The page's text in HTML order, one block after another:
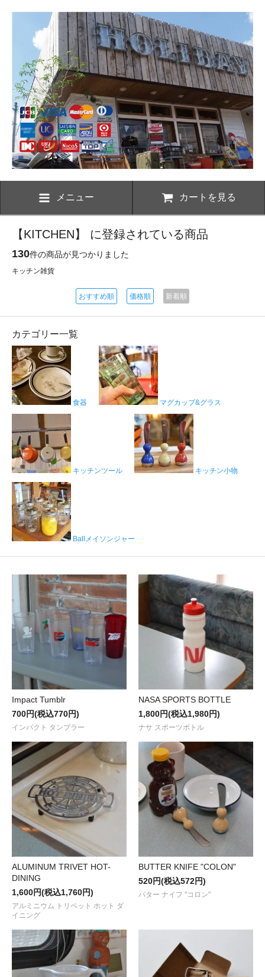
メニュー カートを見る
【KITCHEN】 に登録されている商品
130件の商品が見つかりました
キッチン雑貨
おすすめ順 価格順 新着順
カテゴリー一覧
食器 マグカップ&グラス
キッチンツール キッチン小物
Ballメイソンジャー
Impact Tumblr
700円(税込770円)
インパクト タンブラー
NASA SPORTS BOTTLE
1,800円(税込1,980円)
ナサ スポーツボトル
ALUMINUM TRIVET HOT-
DINING
1,600円(税込1,760円)
アルミニウム トリベット ホット ダ
イニング
BUTTER KNIFE "COLON"
520円(税込572円)
バター ナイフ "コロン"